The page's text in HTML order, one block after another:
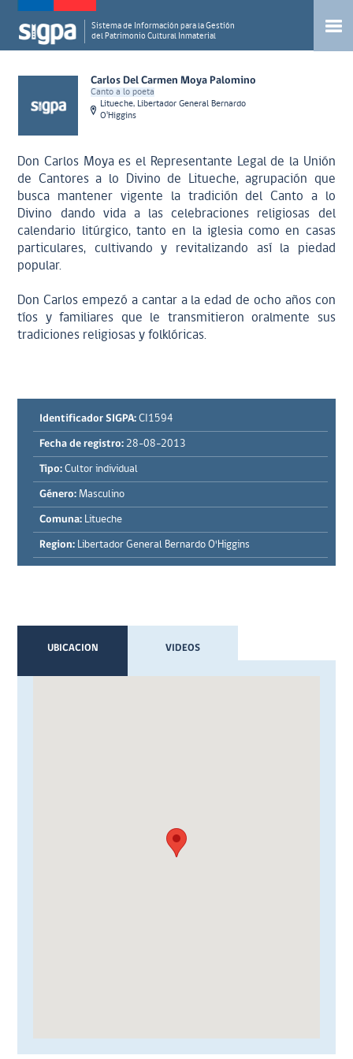
Sistema de Información para la Gestión
del Patrimonio Cultural Inmaterial
Carlos Del Carmen Moya Palomino
Canto a lo poeta
Litueche, Libertador General Bernardo
O'Higgins
Don Carlos Moya es el Representante Legal de la Unión
de Cantores a lo Divino de Litueche, agrupación que
busca mantener vigente la tradición del Canto a lo
Divino dando vida a las celebraciones religiosas del
calendario litúrgico, tanto en la iglesia como en casas
particulares, cultivando y revitalizando así la piedad
popular.
Don Carlos empezó a cantar a la edad de ocho años con
tíos y familiares que le transmitieron oralmente sus
tradiciones religiosas y folklóricas.
Identificador SIGPA: CI1594
Fecha de registro: 28-08-2013
Tipo: Cultor individual
Género: Masculino
Comuna: Litueche
Region: Libertador General Bernardo O'Higgins
UBICACION VIDEOS